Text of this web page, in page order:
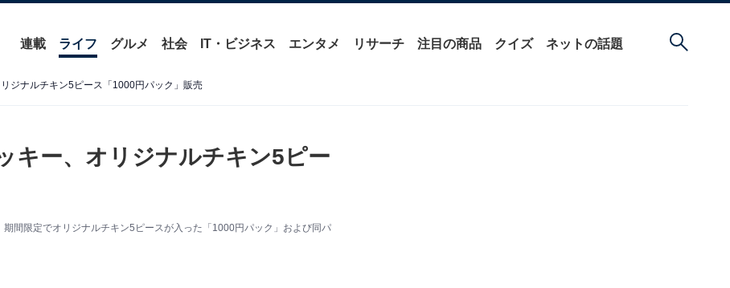
連載 ライフ グルメ 社会 IT・ビジネス エンタメ リサーチ 注目の商品 クイズ ネットの話題
ジナルチキン5ピース「1000円パック」販売
キー、オリジナルチキン5ピー
間限定でオリジナルチキン5ピースが入った「1000円パック」および同パ